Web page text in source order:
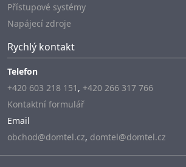
Přístupové systémy
Napájecí zdroje
Rychlý kontakt
Telefon
+420 603 218 151 , +420 266 317 766
Kontaktní formulář
Email
obchod@domtel.cz, domtel@domtel.cz